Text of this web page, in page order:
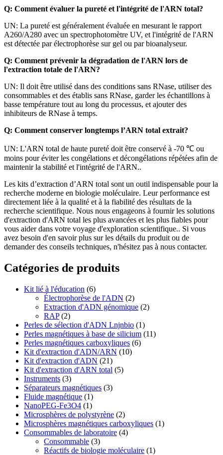
Q: Comment évaluer la pureté et l'intégrité de l'ARN total?
UN: La pureté est généralement évaluée en mesurant le rapport
A260/A280 avec un spectrophotomètre UV, et l'intégrité de l'ARN
est détectée par électrophorèse sur gel ou par bioanalyseur.
Q: Comment prévenir la dégradation de l'ARN lors de
l'extraction totale de l'ARN?
UN: Il doit être utilisé dans des conditions sans RNase, utiliser des
consommables et des établis sans RNase, garder les échantillons à
basse température tout au long du processus, et ajouter des
inhibiteurs de RNase à temps.
Q: Comment conserver longtemps l’ARN total extrait?
UN: L'ARN total de haute pureté doit être conservé à -70 ℃ ou
moins pour éviter les congélations et décongélations répétées afin de
maintenir la stabilité et l'intégrité de l'ARN..
Les kits d’extraction d’ARN total sont un outil indispensable pour la
recherche moderne en biologie moléculaire. Leur performance est
directement liée à la qualité et à la fiabilité des résultats de la
recherche scientifique. Nous nous engageons à fournir les solutions
d'extraction d'ARN total les plus avancées et les plus fiables pour
vous aider dans votre voyage d'exploration scientifique.. Si vous
avez besoin d'en savoir plus sur les détails du produit ou de
demander des conseils techniques, n'hésitez pas à nous contacter.
Catégories de produits
Kit lié à l'éducation (6)
Électrophorèse de l'ADN (2)
Extraction d'ADN génomique (2)
RAP(2)
Perles de sélection d'ADN Lnjnbio (1)
Perles magnétiques à base de silicium (11)
Perles magnétiques carboxyliques (6)
Kit d'extraction d'ADN/ARN (10)
Kit d'extraction d'ADN (21)
Kit d'extraction d'ARN total (5)
Instruments (3)
Séparateurs magnétiques (3)
Fluide magnétique (1)
NanoPEG-Fe3O4 (1)
Microsphères de polystyrène (2)
Microsphères magnétiques carboxyliques (1)
Consommables de laboratoire (4)
Consommable (3)
Réactifs de biologie moléculaire (1)